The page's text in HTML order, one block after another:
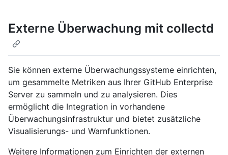
Externe Überwachung mit collectd
Sie können externe Überwachungssysteme einrichten,
um gesammelte Metriken aus Ihrer GitHub Enterprise
Server zu sammeln und zu analysieren. Dies
ermöglicht die Integration in vorhandene
Überwachungsinfrastruktur und bietet zusätzliche
Visualisierungs- und Warnfunktionen.
Weitere Informationen zum Einrichten der externen